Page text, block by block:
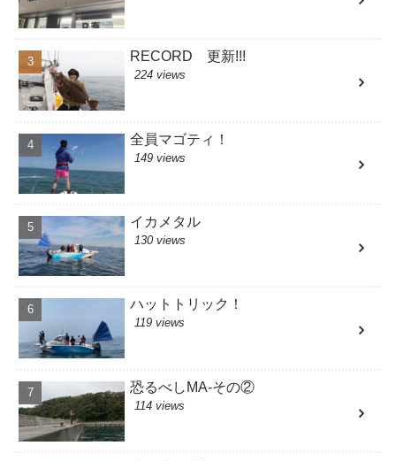
RECORD 更新!!!
224 views
全員マゴティ！
149 views
イカメタル
130 views
ハットトリック！
119 views
恐るべしMA-その②
114 views